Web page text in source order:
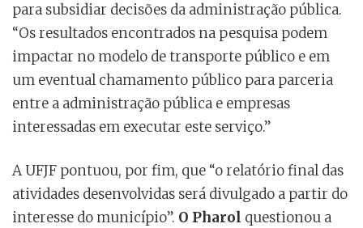
para subsidiar decisões da administração pública.
“Os resultados encontrados na pesquisa podem
impactar no modelo de transporte público e em
um eventual chamamento público para parceria
entre a administração pública e empresas
interessadas em executar este serviço.”
A UFJF pontuou, por fim, que “o relatório final das
atividades desenvolvidas será divulgado a partir do
interesse do município”. O Pharol questionou a